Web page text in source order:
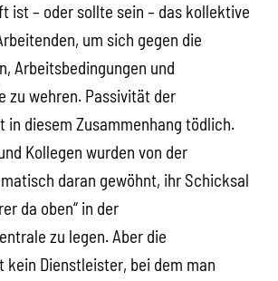
ist – oder sollte sein – das kollektive
um sich gegen die
Arbeitsbedingungen und
zu wehren. Passivität der
in diesem Zusammenhang tödlich.
Kollegen wurden von der
daran gewöhnt, ihr Schicksal
da oben“ in der
zu legen. Aber die
kein Dienstleister, bei dem man